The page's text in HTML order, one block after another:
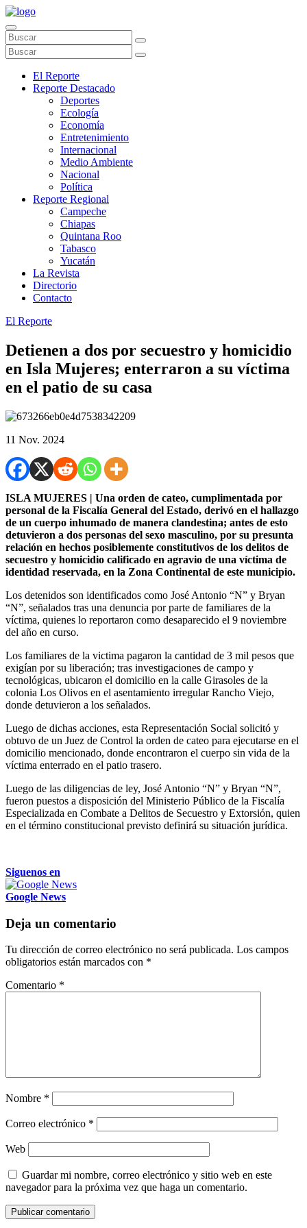
El Reporte
Reporte Destacado
Deportes
Ecología
Economía
Entretenimiento
Internacional
Medio Ambiente
Nacional
Política
Reporte Regional
Campeche
Chiapas
Quintana Roo
Tabasco
Yucatán
La Revista
Directorio
Contacto
El Reporte
Detienen a dos por secuestro y homicidio
en Isla Mujeres; enterraron a su víctima
en el patio de su casa
11 Nov. 2024
ISLA MUJERES | Una orden de cateo, cumplimentada por
personal de la Fiscalía General del Estado, derivó en el hallazgo
de un cuerpo inhumado de manera clandestina; antes de esto
detuvieron a dos personas del sexo masculino, por su presunta
relación en hechos posiblemente constitutivos de los delitos de
secuestro y homicidio calificado en agravio de una víctima de
identidad reservada, en la Zona Continental de este municipio.
Los detenidos son identificados como José Antonio “N” y Bryan
“N”, señalados tras una denuncia por parte de familiares de la
víctima, quienes lo reportaron como desaparecido el 9 noviembre
del año en curso.
Los familiares de la victima pagaron la cantidad de 3 mil pesos que
exigían por su liberación; tras investigaciones de campo y
tecnológicas, ubicaron el domicilio en la calle Girasoles de la
colonia Los Olivos en el asentamiento irregular Rancho Viejo,
donde detuvieron a los señalados.
Luego de dichas acciones, esta Representación Social solicitó y
obtuvo de un Juez de Control la orden de cateo para ejecutarse en el
domicilio mencionado, donde encontraron el cuerpo sin vida de la
víctima enterrado en el patio trasero.
Luego de las diligencias de ley, José Antonio “N” y Bryan “N”,
fueron puestos a disposición del Ministerio Público de la Fiscalía
Especializada en Combate a Delitos de Secuestro y Extorsión, quien
en el término constitucional previsto definirá su situación jurídica.
Siguenos en
Google News
Deja un comentario
Tu dirección de correo electrónico no será publicada. Los campos
obligatorios están marcados con *
Comentario *
Nombre *
Correo electrónico *
Web
Guardar mi nombre, correo electrónico y sitio web en este
navegador para la próxima vez que haga un comentario.